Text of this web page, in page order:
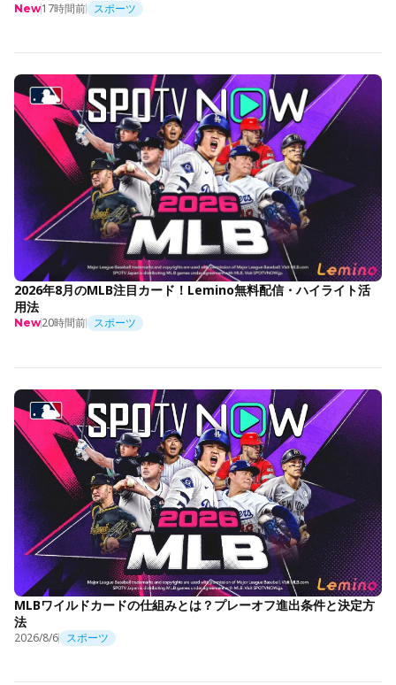
New17時間前 スポーツ
2026年8月のMLB注目カード！Lemino無料配信・ハイライト活
用法
New20時間前 スポーツ
MLBワイルドカードの仕組みとは？プレーオフ進出条件と決定方
法
2026/8/6 スポーツ